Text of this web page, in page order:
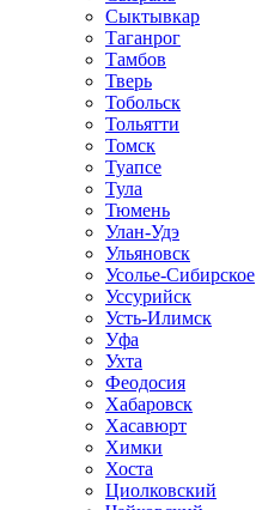
Сыктывкар
Таганрог
Тамбов
Тверь
Тобольск
Тольятти
Томск
Туапсе
Тула
Тюмень
Улан-Удэ
Ульяновск
Усолье-Сибирское
Уссурийск
Усть-Илимск
Уфа
Ухта
Феодосия
Хабаровск
Хасавюрт
Химки
Хоста
Циолковский